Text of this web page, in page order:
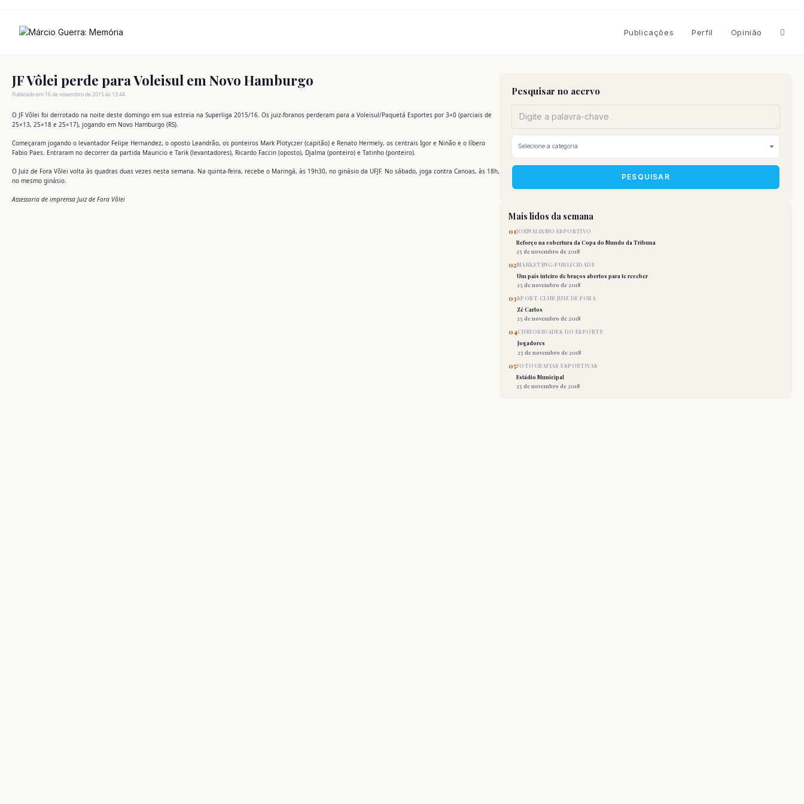
Publicações Perfil Opinião
JF Vôlei perde para Voleisul em Novo Hamburgo
Publicado em 16 de novembro de 2015 às 13:44
O JF Vôlei foi derrotado na noite deste domingo em sua estreia na Superliga 2015/16. Os juiz-foranos perderam para a Voleisul/Paquetá Esportes por 3×0 (parciais de
25×13, 25×18 e 25×17), jogando em Novo Hamburgo (RS).
Começaram jogando o levantador Felipe Hernandez, o oposto Leandrão, os ponteiros Mark Plotyczer (capitão) e Renato Hermely, os centrais Igor e Ninão e o líbero
Fabio Paes. Entraram no decorrer da partida Mauricio e Tarik (levantadores), Ricardo Faccin (oposto), Djalma (ponteiro) e Tatinho (ponteiro).
O Juiz de Fora Vôlei volta às quadras duas vezes nesta semana. Na quinta-feira, recebe o Maringá, às 19h30, no ginásio da UFJF. No sábado, joga contra Canoas, às 18h,
no mesmo ginásio.
Assessoria de imprensa Juiz de Fora Vôlei
Pesquisar no acervo
PESQUISAR
Mais lidos da semana
01JORNALISMO ESPORTIVO
Reforço na cobertura da Copa do Mundo da Tribuna
25 de novembro de 2018
02MARKETING-PUBLICIDADE
Um país inteiro de braços abertos para te receber
25 de novembro de 2018
03SPORT CLUB JUIZ DE FORA
Zé Carlos
25 de novembro de 2018
04CURIOSIDADES DO ESPORTE
Jogadores
25 de novembro de 2018
05FOTOGRAFIAS ESPORTIVAS
Estádio Municipal
25 de novembro de 2018